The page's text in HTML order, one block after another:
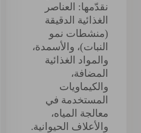
نقدّمها: العناصر
الغذائية الدقيقة
(منشطات نمو
النبات)، والأسمدة،
والمواد الغذائية
المضافة،
والكيماويات
المستخدمة في
معالجة المياه،
والأعلاف الحيوانية.